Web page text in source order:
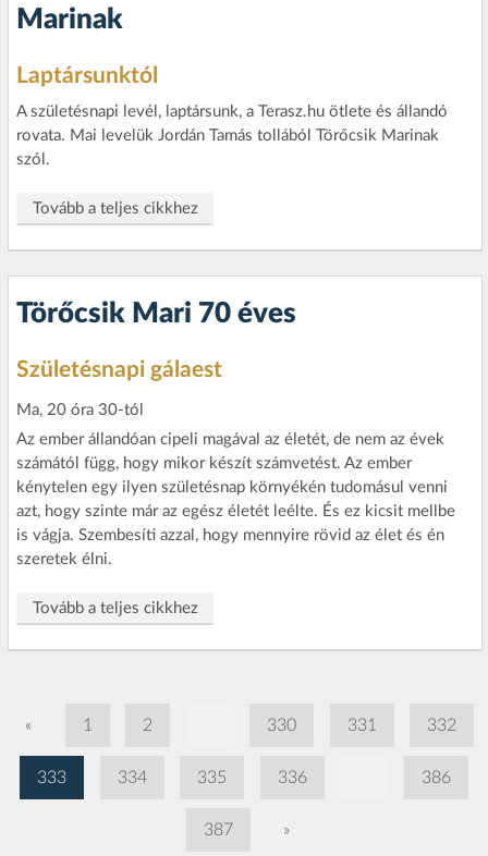
Marinak
Laptársunktól
A születésnapi levél, laptársunk, a Terasz.hu ötlete és állandó
rovata. Mai levelük Jordán Tamás tollából Törőcsik Marinak
szól.
Tovább a teljes cikkhez
Törőcsik Mari 70 éves
Születésnapi gálaest
Ma, 20 óra 30-tól
Az ember állandóan cipeli magával az életét, de nem az évek
számától függ, hogy mikor készít számvetést. Az ember
kénytelen egy ilyen születésnap környékén tudomásul venni
azt, hogy szinte már az egész életét leélte. És ez kicsit mellbe
is vágja. Szembesíti azzal, hogy mennyire rövid az élet és én
szeretek élni.
Tovább a teljes cikkhez
« 1 2 330 331 332
333 334 335 336 386
387 »